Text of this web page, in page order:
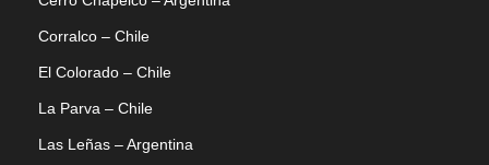
Corralco – Chile
El Colorado – Chile
La Parva – Chile
Las Leñas – Argentina